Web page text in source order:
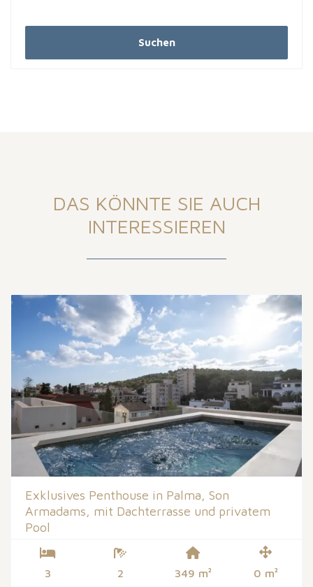
Suchen
DAS KÖNNTE SIE AUCH
INTERESSIEREN
Exklusives Penthouse in Palma, Son
Armadams, mit Dachterrasse und privatem
Pool
3 2 349 m² 0 m²